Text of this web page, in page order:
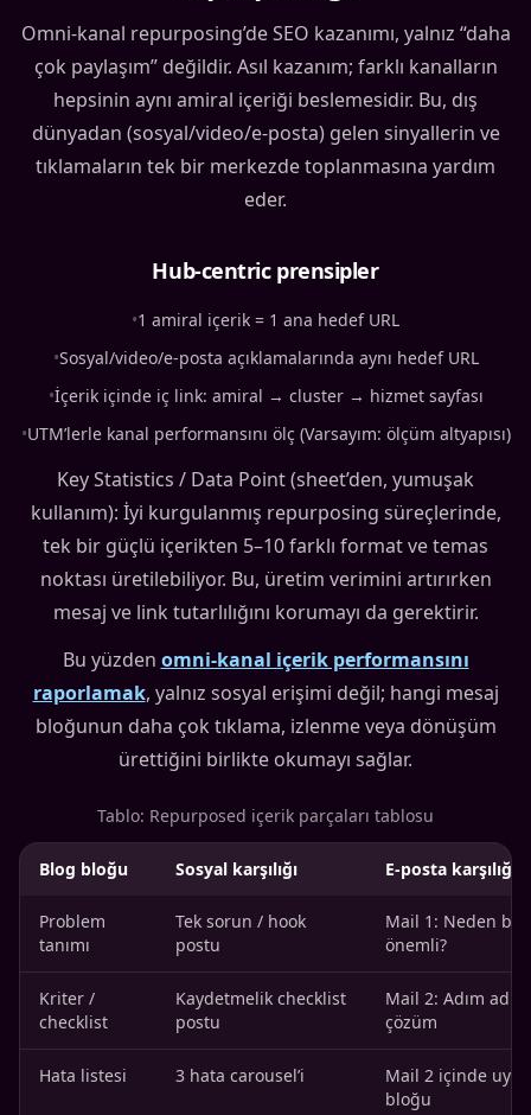
Omni-kanal repurposing’de SEO kazanımı, yalnız “daha
çok paylaşım” değildir. Asıl kazanım; farklı kanalların
hepsinin aynı amiral içeriği beslemesidir. Bu, dış
dünyadan (sosyal/video/e-posta) gelen sinyallerin ve
tıklamaların tek bir merkezde toplanmasına yardım
eder.
Hub-centric prensipler
•1 amiral içerik = 1 ana hedef URL
•Sosyal/video/e-posta açıklamalarında aynı hedef URL
•İçerik içinde iç link: amiral → cluster → hizmet sayfası
•UTM’lerle kanal performansını ölç (Varsayım: ölçüm altyapısı)
Key Statistics / Data Point (sheet’den, yumuşak
kullanım): İyi kurgulanmış repurposing süreçlerinde,
tek bir güçlü içerikten 5–10 farklı format ve temas
noktası üretilebiliyor. Bu, üretim verimini artırırken
mesaj ve link tutarlılığını korumayı da gerektirir.
Bu yüzden omni-kanal içerik performansını
raporlamak, yalnız sosyal erişimi değil; hangi mesaj
bloğunun daha çok tıklama, izlenme veya dönüşüm
ürettiğini birlikte okumayı sağlar.
Tablo: Repurposed içerik parçaları tablosu
Blog bloğu Sosyal karşılığı E-posta karşılığı
Problem
tanımı
Tek sorun / hook
postu
Mail 1: Neden bu
önemli?
Kriter /
checklist
Kaydetmelik checklist
postu
Mail 2: Adım adım
çözüm
Hata listesi 3 hata carousel’i
Mail 2 içinde uyarı
bloğu